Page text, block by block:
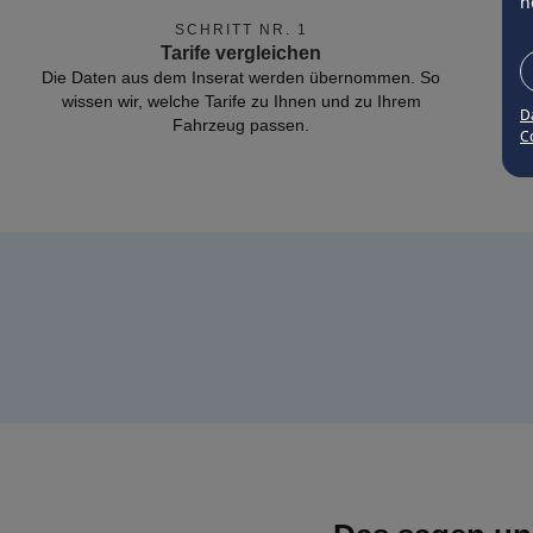
SCHRITT NR. 1
Tarife vergleichen
Die Daten aus dem Inserat werden übernommen. So
wissen wir, welche Tarife zu Ihnen und zu Ihrem
Fahrzeug passen.